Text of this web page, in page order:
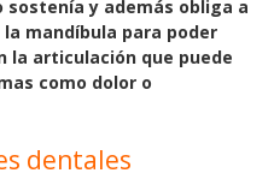
sostenía y además obliga a
mandíbula para poder
la articulación que puede
como dolor o
dentales